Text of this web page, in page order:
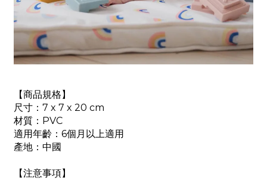
【商品規格】
尺寸： 7 x 7 x 20 cm
材質：PVC
適用年齡：6個月以上適用
產地：中國
【注意事項】